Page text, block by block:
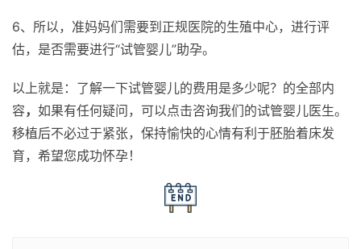
6、所以，准妈妈们需要到正规医院的生殖中心，进行评
估，是否需要进行“试管婴儿”助孕。
以上就是：了解一下试管婴儿的费用是多少呢？的全部内
容， 如果有任何疑问，可以点击咨询我们的试管婴儿医生。
移植后不必过于紧张，保持愉快的心情有利于胚胎着床发
育，希望您成功怀孕！